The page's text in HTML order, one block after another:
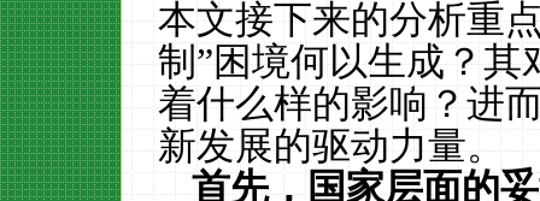
本文接下来的分析重
制”困境何以生成？
着什么样的影响？进
新发展的驱动力量。
首先，国家层面的